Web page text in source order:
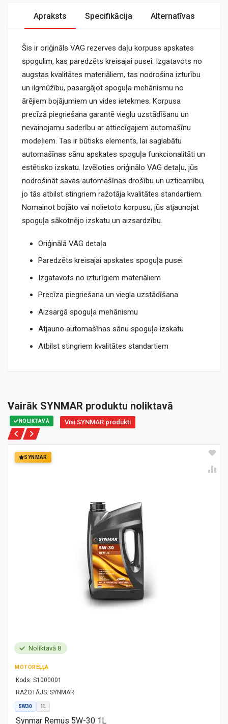
Apraksts Specifikācija Alternatīvas
Šis ir oriģināls VAG rezerves daļu korpuss apskates
spogulim, kas paredzēts kreisajai pusei. Izgatavots no
augstas kvalitātes materiāliem, tas nodrošina izturību
un ilgmūžību, pasargājot spoguļa mehānismu no
ārējiem bojājumiem un vides ietekmes. Korpusa
precīzā piegriešana garantē vieglu uzstādīšanu un
nevainojamu saderību ar attiecīgajiem automašīnu
modeļiem. Tas ir būtisks elements, lai saglabātu
automašīnas sānu apskates spoguļa funkcionalitāti un
estētisko izskatu. Izvēloties oriģinālo VAG detaļu, jūs
nodrošināt savas automašīnas drošību un uzticamību,
jo tās atbilst stingriem ražotāja kvalitātes standartiem.
Nomainot bojāto vai nolietoto korpusu, jūs atjaunojat
spoguļa sākotnējo izskatu un aizsardzību.
Oriģinālā VAG detaļa
Paredzēts kreisajai apskates spoguļa pusei
Izgatavots no izturīgiem materiāliem
Precīza piegriešana un viegla uzstādīšana
Aizsargā spoguļa mehānismu
Atjauno automašīnas sānu spoguļa izskatu
Atbilst stingriem kvalitātes standartiem
Vairāk SYNMAR produktu noliktavā
NOLIKTAVĀ Visi SYNMAR produkti
SYNMAR
Noliktavā 8
MOTOREĻĻA
Kods: S1000001
RAŽOTĀJS: SYNMAR
5W30 1L
Synmar Remus 5W-30 1L